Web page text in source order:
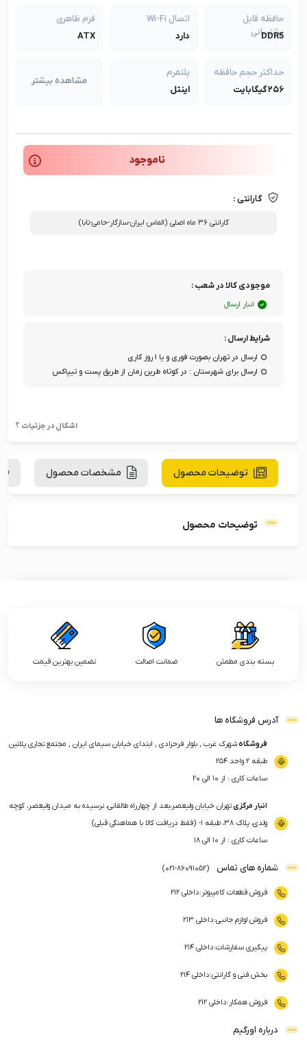
حافظه قابل
پشتیبانی
DDR5
اتصال Wi-Fi
دارد
فرم ظاهری
ATX
حداکثر حجم حافظه
۲۵۶ گیگابایت
پلتفرم
اینتل
مشاهده بیشتر
ناموجود
گارانتی :
گارانتی ۳۶ ماه اصلی (الماس ایران-سازگار-حامی-تابا)
موجودی کالا در شعب :
انبار ارسال
شرایط ارسال :
ارسال در تهران بصورت فوری و یا ۱ روز کاری
ارسال برای شهرستان : در کوتاه طرین زمان از طریق پست و تیپاکس
اشکال در جزئیات ؟
توضیحات محصول مشخصات محصول
توضیحات محصول
بسته بندی مطمئن ضمانت اصالت تضمین بهترین قیمت
آدرس فروشگاه ها
فروشگاهشهرک غرب , بلوار فرحزادی , ابتدای خیابان سیمای ایران , مجتمع تجاری پلاتین
طبقه ۲ واحد ۲۵۴
ساعات کاری : از ۱۰ الی ۲۰
انبار مرکزیتهران خیابان ولیعصر،بعد از چهارراه طالقانی، نرسیده به میدان ولیعصر، کوچه
ولدی، پلاک ۳۸، طبقه ۱- (فقط دریافت کالا با هماهنگی قبلی)
ساعات کاری : از ۱۰ الی ۱۸
شماره های تماس (
021-86091052
)
فروش قطعات کامپیوتر :داخلی ۲۱۲
فروش لوازم جانبی:داخلی ۲۱۳
پیگیری سفارشات:داخلی ۲۱۴
بخش فنی و گارانتی:داخلی ۲۱۴
فروش همکار :داخلی ۲۱۲
درباره اورگیم